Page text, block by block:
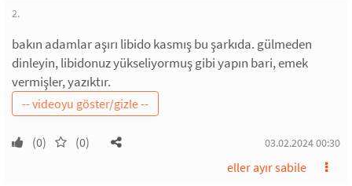
2.
bakın adamlar aşırı libido kasmış bu şarkıda. gülmeden
dinleyin, libidonuz yükseliyormuş gibi yapın bari, emek
vermişler, yazıktır.
(0) (0) 03.02.2024 00:30
eller ayır sabile